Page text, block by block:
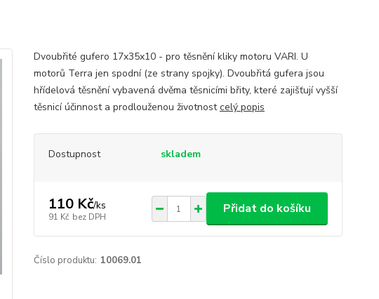
Dvoubřité gufero 17x35x10 - pro těsnění kliky motoru VARI. U
motorů Terra jen spodní (ze strany spojky). Dvoubřitá gufera jsou
hřídelová těsnění vybavená dvěma těsnicími břity, které zajišťují vyšší
těsnicí účinnost a prodlouženou životnostcelý popis
Dostupnost skladem
110 Kč/ks
91 Kč bez DPH
Přidat do košíku
Číslo produktu: 10069.01